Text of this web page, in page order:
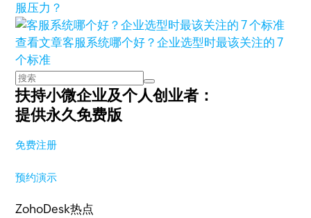
服压力？
查看文章客服系统哪个好？企业选型时最该关注的 7
个标准
扶持小微企业及个人创业者：
提供永久免费版
免费注册
预约演示
ZohoDesk热点